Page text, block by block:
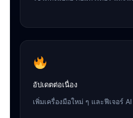
อัปเดตต่อเนื่อง
เพิ่มเครื่องมือใหม่ ๆ และฟีเจอร์